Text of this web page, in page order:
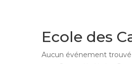
Ecole des
Aucun événement trouvé